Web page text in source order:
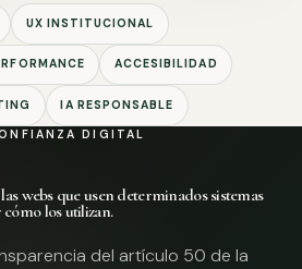
UX INSTITUCIONAL
ACCESIBILIDAD
IA RESPONSABLE
DIGITAL
webs que usen determinados sistemas
los utilizan.
del artículo 50 de la